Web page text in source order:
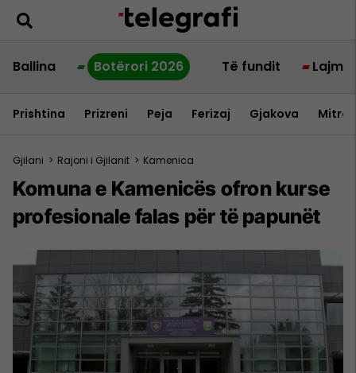
Ballina Botërori 2026 Të fundit Lajme
Prishtina Prizreni Peja Ferizaj Gjakova
Gjilani > Rajoni i Gjilanit > Kamenica
Komuna e Kamenicës ofron kurse
profesionale falas për të papunët